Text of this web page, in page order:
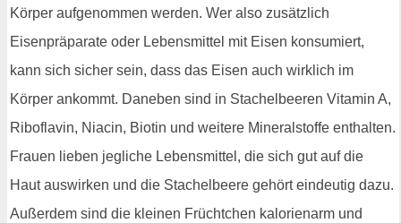
Körper aufgenommen werden. Wer also zusätzlich
Eisenpräparate oder Lebensmittel mit Eisen konsumiert,
kann sich sicher sein, dass das Eisen auch wirklich im
Körper ankommt. Daneben sind in Stachelbeeren Vitamin A,
Riboflavin, Niacin, Biotin und weitere Mineralstoffe enthalten.
Frauen lieben jegliche Lebensmittel, die sich gut auf die
Haut auswirken und die Stachelbeere gehört eindeutig dazu.
Außerdem sind die kleinen Früchtchen kalorienarm und